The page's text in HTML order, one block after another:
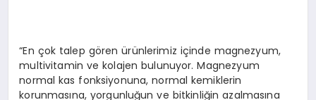
“En çok talep gören ürünlerimiz içinde magnezyum,
multivitamin ve kolajen bulunuyor. Magnezyum
normal kas fonksiyonuna, normal kemiklerin
korunmasına, yorgunluğun ve bitkinliğin azalmasına